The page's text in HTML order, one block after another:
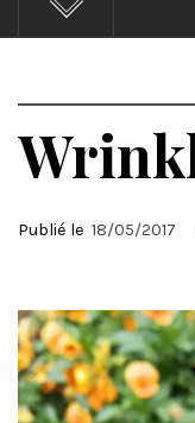
Publié le 18/05/2017